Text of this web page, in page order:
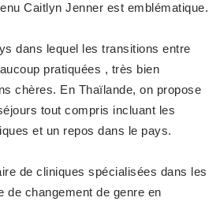
Caitlyn Jenner est emblématique.
dans lequel les transitions entre
pratiquées , très bien
chères. En Thaïlande, on propose
tout compris incluant les
et un repos dans le pays.
de cliniques spécialisées dans les
de changement de genre en